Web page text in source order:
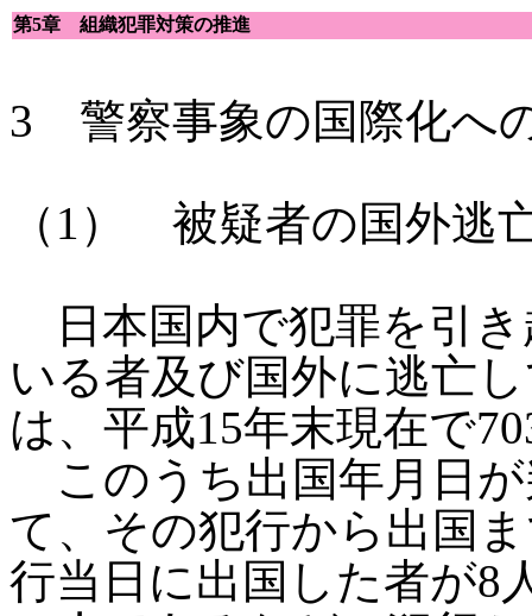
第5章 組織犯罪対策の推進
3 警察事象の国際化へ
（1） 被疑者の国外逃
日本国内で犯罪を引
いる者及び国外に逃亡
は、平成15年末現在で
このうち出国年月日
て、その犯行から出国
行当日に出国した者が8